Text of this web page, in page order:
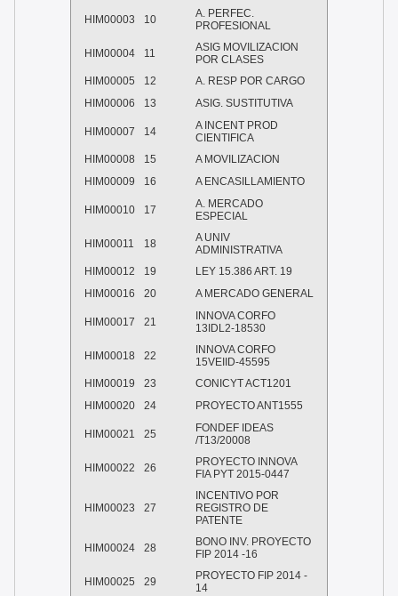
HIM00003 10
A. PERFEC.
PROFESIONAL
HIM00004 11
ASIG MOVILIZACION
POR CLASES
HIM00005
12
A. RESP POR CARGO
HIM00006
13 ASIG. SUSTITUTIVA
HIM00007 14
A INCENT PROD
CIENTIFICA
HIM00008
15
A MOVILIZACION
HIM00009
16 A ENCASILLAMIENTO
HIM00010 17
A. MERCADO
ESPECIAL
HIM00011 18
A UNIV
ADMINISTRATIVA
HIM00012
19
LEY 15.386 ART. 19
HIM00016
20 A MERCADO GENERAL
HIM00017 21
INNOVA CORFO
13IDL2-18530
HIM00018 22
INNOVA CORFO
15VEIID-45595
HIM00019
23
CONICYT ACT1201
HIM00020
24 PROYECTO ANT1555
HIM00021 25
FONDEF IDEAS
/T13/20008
HIM00022 26
PROYECTO INNOVA
FIA PYT 2015-0447
HIM00023 27
INCENTIVO POR
REGISTRO DE
PATENTE
HIM00024 28
BONO INV. PROYECTO
FIP 2014 -16
HIM00025 29
PROYECTO FIP 2014 -
14